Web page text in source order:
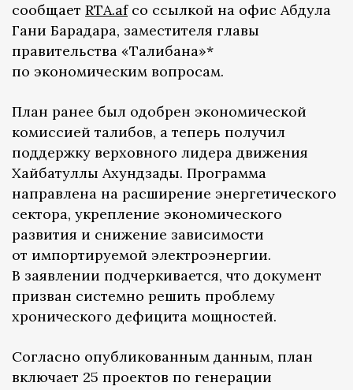
сообщает RTA.afсо ссылкой на офис Абдула
Гани Барадара, заместителя главы
правительства «Талибана»*
по экономическим вопросам.
План ранее был одобрен экономической
комиссией талибов, а теперь получил
поддержку верховного лидера движения
Хайбатуллы Ахундзады. Программа
направлена на расширение энергетического
сектора, укрепление экономического
развития и снижение зависимости
от импортируемой электроэнергии.
В заявлении подчеркивается, что документ
призван системно решить проблему
хронического дефицита мощностей.
Согласно опубликованным данным, план
включает 25 проектов по генерации